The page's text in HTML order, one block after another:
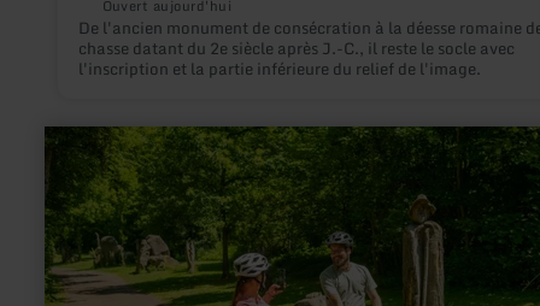
Ouvert aujourd'hui
De l'ancien monument de consécration à la déesse romaine
chasse datant du 2e siècle après J.-C., il reste le socle avec
l'inscription et la partie inférieure du relief de l'image.
en
savoir
plus
sur
:
Skulpturen
im
Nettepark